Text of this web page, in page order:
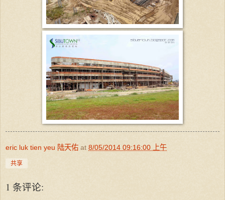
eric luk tien yeu 陆天佑 at 8/05/2014 09:16:00 上午
共享
1 条评论: